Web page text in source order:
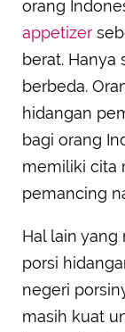
orang
appetizer
berat. Hanya
berbeda.
hidangan
bagi orang
memiliki cita
pemancing
Hal lain
porsi
negeri
masih kuat